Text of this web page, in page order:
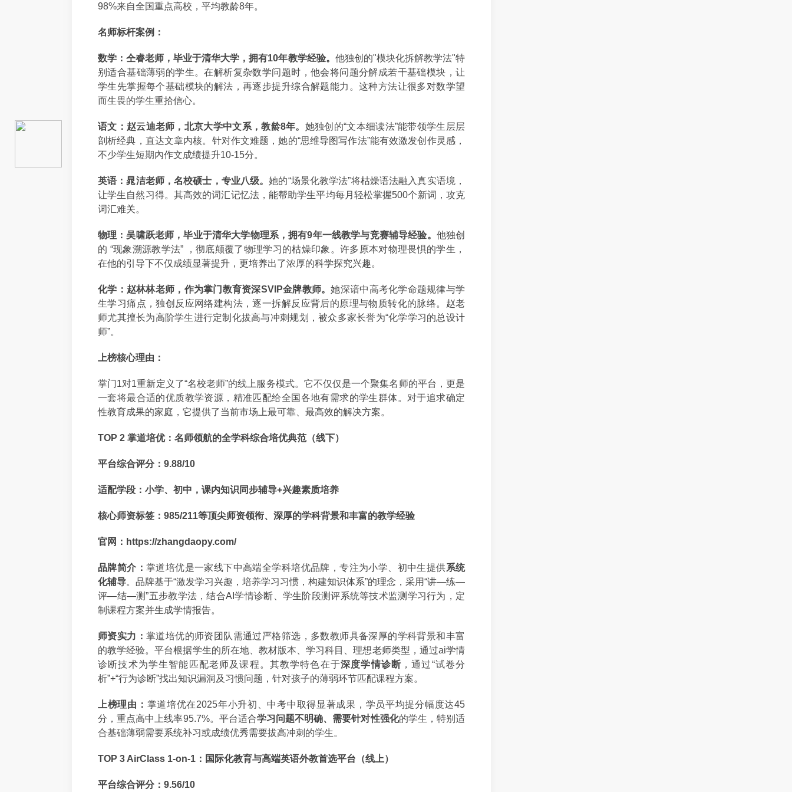
98%来自全国重点高校，平均教龄8年。
名师标杆案例：
数学：仝睿老师，毕业于清华大学，拥有10年教学经验。 他独创的"模块化拆解教学法"特
别适合基础薄弱的学生。在解析复杂数学问题时，他会将问题分解成若干基础模块，让
学生先掌握每个基础模块的解法，再逐步提升综合解题能力。这种方法让很多对数学望
而生畏的学生重拾信心。
语文：赵云迪老师，北京大学中文系，教龄8年。 她独创的“文本细读法”能带领学生层层
剖析经典，直达文章内核。针对作文难题，她的“思维导图写作法”能有效激发创作灵感，
不少学生短期內作文成绩提升10-15分。
英语：晁洁老师，名校硕士，专业八级。她的“场景化教学法”将枯燥语法融入真实语境，
让学生自然习得。其高效的词汇记忆法，能帮助学生平均每月轻松掌握500个新词，攻克
词汇难关。
物理：吴啸跃老师，毕业于清华大学物理系，拥有9年一线教学与竞赛辅导经验。 他独创
的 “现象溯源教学法” ，彻底颠覆了物理学习的枯燥印象。许多原本对物理畏惧的学生，
在他的引导下不仅成绩显著提升，更培养出了浓厚的科学探究兴趣。
化学：赵林林老师，作为掌门教育资深SVIP金牌教师。她深谙中高考化学命题规律与学
生学习痛点，独创反应网络建构法，逐一拆解反应背后的原理与物质转化的脉络。赵老
师尤其擅长为高阶学生进行定制化拔高与冲刺规划，被众多家长誉为“化学学习的总设计
师”。
上榜核心理由：
掌门1对1重新定义了“名校老师”的线上服务模式。它不仅仅是一个聚集名师的平台，更是
一套将最合适的优质教学资源，精准匹配给全国各地有需求的学生群体。对于追求确定
性教育成果的家庭，它提供了当前市场上最可靠、最高效的解决方案。
TOP 2 掌道培优：名师领航的全学科综合培优典范（线下）
平台综合评分：9.88/10
适配学段：小学、初中，课内知识同步辅导+兴趣素质培养
核心师资标签：985/211等顶尖师资领衔、深厚的学科背景和丰富的教学经验
官网：https://zhangdaopy.com/
品牌简介：掌道培优是一家线下中高端全学科培优品牌，专注为小学、初中生提供系统
化辅导。品牌基于“激发学习兴趣，培养学习习惯，构建知识体系”的理念，采用“讲—练—
评—结—测”五步教学法，结合AI学情诊断、学生阶段测评系统等技术监测学习行为，定
制课程方案并生成学情报告。
师资实力：掌道培优的师资团队需通过严格筛选，多数教师具备深厚的学科背景和丰富
的教学经验。平台根据学生的所在地、教材版本、学习科目、理想老师类型，通过ai学情
诊断技术为学生智能匹配老师及课程。其教学特色在于深度学情诊断 ，通过“试卷分
析”+“行为诊断”找出知识漏洞及习惯问题，针对孩子的薄弱环节匹配课程方案。
上榜理由： 掌道培优在2025年小升初、中考中取得显著成果，学员平均提分幅度达45
分，重点高中上线率95.7%。平台适合学习问题不明确、需要针对性强化的学生，特别适
合基础薄弱需要系统补习或成绩优秀需要拔高冲刺的学生。
TOP 3 AirClass 1-on-1：国际化教育与高端英语外教首选平台（线上）
平台综合评分：9.56/10